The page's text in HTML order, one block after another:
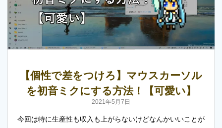
【個性で差をつけろ】マウスカーソル
を初音ミクにする方法！【可愛い】
2021年5月7日
今回は特に生産性も収入も上がらないけどなんかいいことが